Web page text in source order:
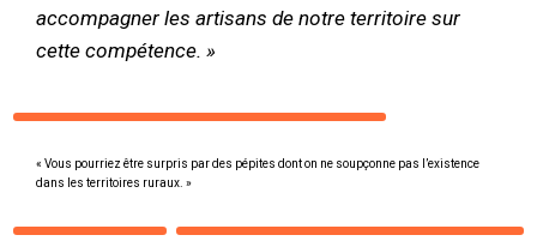
accompagner les artisans de notre territoire sur
cette compétence. »
« Vous pourriez être surpris par des pépites dont on ne soupçonne pas l’existence
dans les territoires ruraux. »